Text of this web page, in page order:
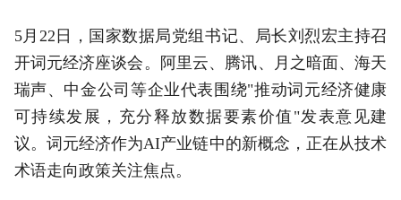
5月22日，国家数据局党组书记、局长刘烈宏主持召
开词元经济座谈会。阿里云、腾讯、月之暗面、海天
瑞声、中金公司等企业代表围绕"推动词元经济健康
可持续发展，充分释放数据要素价值"发表意见建
议。词元经济作为AI产业链中的新概念，正在从技术
术语走向政策关注焦点。